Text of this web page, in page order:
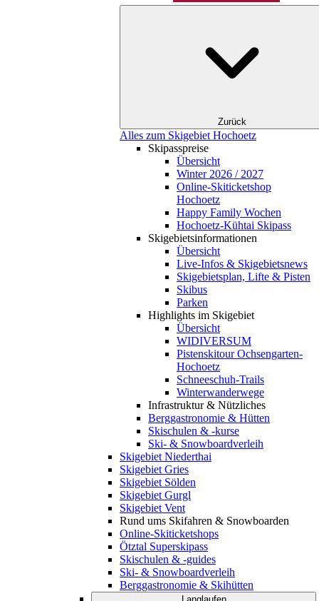
Zurück
Alles zum Skigebiet Hochoetz
Skipasspreise
Übersicht
Winter 2026 / 2027
Online-Skiticketshop
Hochoetz
Happy Family Wochen
Hochoetz-Kühtai Skipass
Skigebietsinformationen
Übersicht
Live-Infos & Skigebietsnews
Skigebietsplan, Lifte & Pisten
Skibus
Parken
Highlights im Skigebiet
Übersicht
WIDIVERSUM
Pistenskitour Ochsengarten-
Hochoetz
Schneeschuh-Trails
Winterwanderwege
Infrastruktur & Nützliches
Berggastronomie & Hütten
Skischulen & -kurse
Ski- & Snowboardverleih
Skigebiet Niederthai
Skigebiet Gries
Skigebiet Sölden
Skigebiet Gurgl
Skigebiet Vent
Rund ums Skifahren & Snowboarden
Online-Skiticketshops
Ötztal Superskipass
Skischulen & -guides
Ski- & Snowboardverleih
Berggastronomie & Skihütten